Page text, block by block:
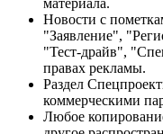
Новости с
"Заявление",
"Тест-драйв",
правах рекламы.
Раздел
коммерческими
Любое